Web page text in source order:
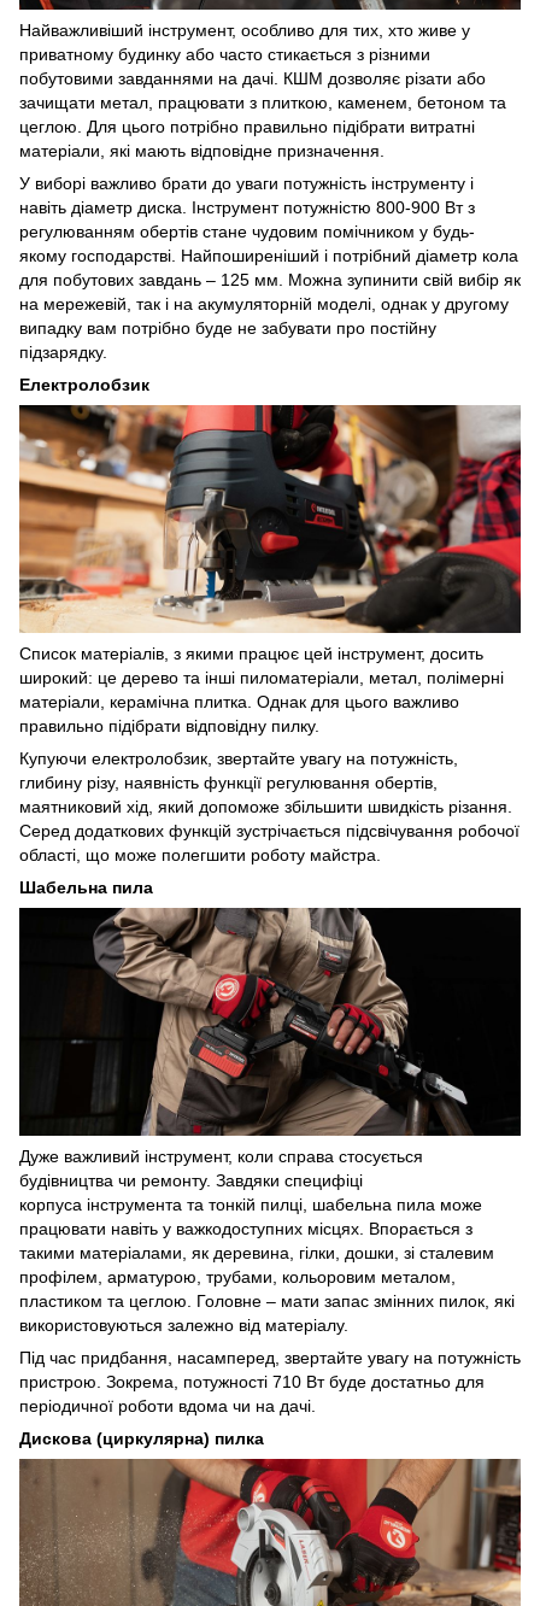
Найважливіший інструмент, особливо для тих, хто живе у
приватному будинку або часто стикається з різними
побутовими завданнями на дачі. КШМ дозволяє різати або
зачищати метал, працювати з плиткою, каменем, бетоном та
цеглою. Для цього потрібно правильно підібрати витратні
матеріали, які мають відповідне призначення.
У виборі важливо брати до уваги потужність інструменту і
навіть діаметр диска. Інструмент потужністю 800-900 Вт з
регулюванням обертів стане чудовим помічником у будь-
якому господарстві. Найпоширеніший і потрібний діаметр кола
для побутових завдань – 125 мм. Можна зупинити свій вибір як
на мережевій, так і на акумуляторній моделі, однак у другому
випадку вам потрібно буде не забувати про постійну
підзарядку.
Електролобзик
Список матеріалів, з якими працює цей інструмент, досить
широкий: це дерево та інші пиломатеріали, метал, полімерні
матеріали, керамічна плитка. Однак для цього важливо
правильно підібрати відповідну пилку.
Купуючи електролобзик, звертайте увагу на потужність,
глибину різу, наявність функції регулювання обертів,
маятниковий хід, який допоможе збільшити швидкість різання.
Серед додаткових функцій зустрічається підсвічування робочої
області, що може полегшити роботу майстра.
Шабельна пила
Дуже важливий інструмент, коли справа стосується
будівництва чи ремонту. Завдяки специфіці
корпуса інструмента та тонкій пилці, шабельна пила може
працювати навіть у важкодоступних місцях. Впорається з
такими матеріалами, як деревина, гілки, дошки, зі сталевим
профілем, арматурою, трубами, кольоровим металом,
пластиком та цеглою. Головне – мати запас змінних пилок, які
використовуються залежно від матеріалу.
Під час придбання, насамперед, звертайте увагу на потужність
пристрою. Зокрема, потужності 710 Вт буде достатньо для
періодичної роботи вдома чи на дачі.
Дискова (циркулярна) пилка